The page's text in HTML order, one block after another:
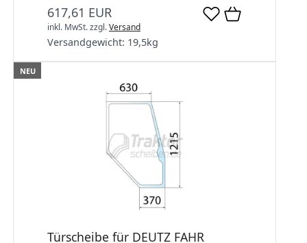
617,61 EUR
inkl. MwSt.zzgl.Versand
Versandgewicht: 19,5kg
NEU
Türscheibe für DEUTZ FAHR